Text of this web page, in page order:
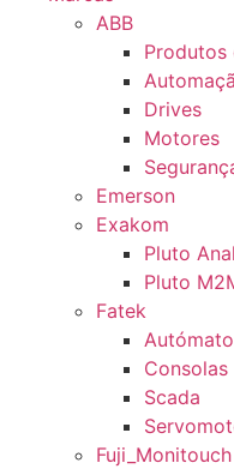
ABB
Produtos
Drives
Motores
Emerson
Exakom
Pluto
Pluto
Fatek
Consolas
Scada
Fuji_Monitouch